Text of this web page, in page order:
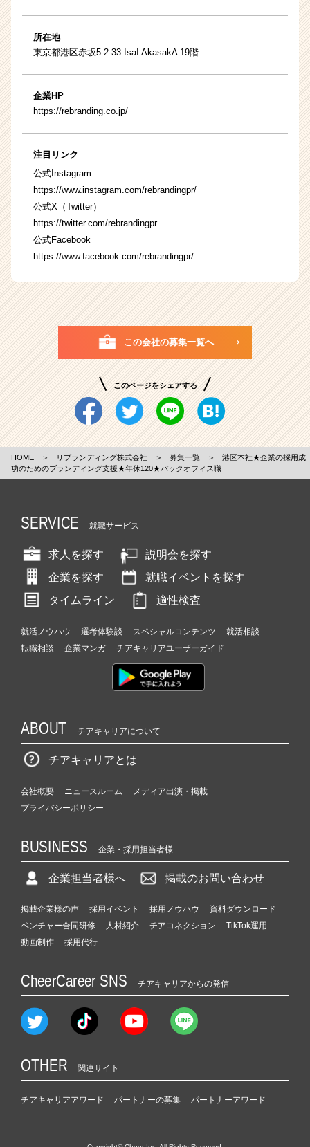
所在地
東京都港区赤坂5-2-33 IsaI AkasakA 19階
企業HP
https://rebranding.co.jp/
注目リンク
公式Instagram
https://www.instagram.com/rebrandingpr/
公式X（Twitter）
https://twitter.com/rebrandingpr
公式Facebook
https://www.facebook.com/rebrandingpr/
この会社の募集一覧へ
このページをシェアする
HOME ＞ リブランディング株式会社 ＞ 募集一覧 ＞
港区本社★企業の採用成
功のためのブランディング支援★年休120★バックオフィス職
SERVICE 就職サービス
求人を探す
説明会を探す
企業を探す
就職イベントを探す
タイムライン
適性検査
就活ノウハウ 選考体験談 スペシャルコンテンツ
就活相談
転職相談
企業マンガ チアキャリアユーザーガイド
ABOUT チアキャリアについて
チアキャリアとは
会社概要 ニュースルーム
メディア出演・掲載
プライバシーポリシー
BUSINESS 企業・採用担当者様
企業担当者様へ 掲載のお問い合わせ
掲載企業様の声 採用イベント 採用ノウハウ
資料ダウンロード
ベンチャー合同研修
人材紹介 チアコネクション
TikTok運用
動画制作
採用代行
CheerCareer SNS チアキャリアからの発信
OTHER 関連サイト
チアキャリアアワード パートナーの募集 パートナーアワード